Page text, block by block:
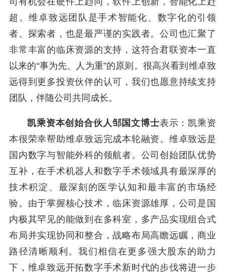
超。维卓致远团队是手术智能化、数字化的引领
者、探索者，也是最严谨的实践者。公司也汇聚了
非常丰富的临床资源的支持，这符合君联资本一直
以来的“事为先、人为重”的原则。很高兴看到维卓致
远得到更多投资伙伴的认可，我们也愿意持续支持
团队，伴随公司共同成长。
凯乘资本创始合伙人邹国文博士表示：凯乘资
本很荣幸帮助维卓致远完成本轮融资。维卓致远是
国内数字与智能外科的领航者。公司创始团队优势
互补，在手术机器人和数字手术领域具有最深厚的
技术积淀、最深刻的医学认知和最丰富的市场经
验。由于掌握核心技术，临床资源雄厚，公司是国
内极其罕见的能做到在多科室，多产品实现组合式
布局并实现协同和整合，战略布局高瞻远瞩，商业
路径清晰顺利。我们相信在更多强大股东的助力
下，维卓致远开拓数字手术新时代的步伐将进一步